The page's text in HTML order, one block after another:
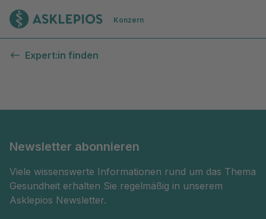
Zur Startseite
Konzern
Expert:in finden
Newsletter abonnieren
Viele wissenswerte Informationen rund um das Thema
Gesundheit erhalten Sie regelmäßig in unserem
Asklepios Newsletter.